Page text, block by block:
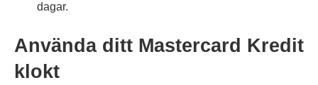
dagar.
Använda ditt Mastercard Kredit
klokt